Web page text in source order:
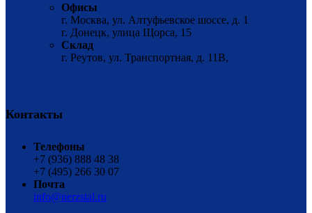
Офисы
г. Москва, ул. Алтуфьевское шоссе, д. 1
г. Донецк, улица Щорса, 15
Склад
г. Реутов, ул. Транспортная, д. 11В,
Контакты
Телефоны
+7 (936) 888 48 38
+7 (495) 266 30 07
Почта
info@nerzstal.ru